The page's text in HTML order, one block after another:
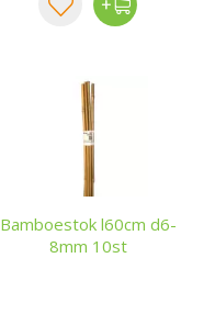
Bamboestok l60cm d6-
8mm 10st